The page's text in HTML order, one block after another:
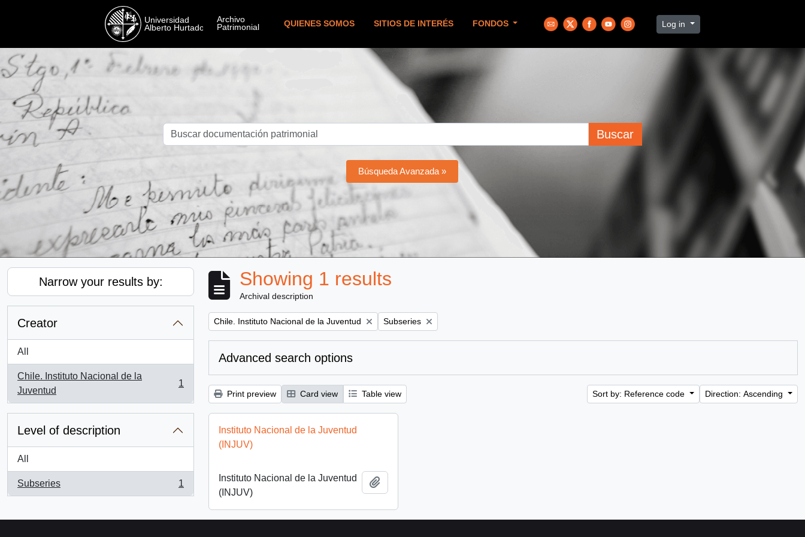
QUIENES SOMOS SITIOS DE INTERÉS FONDOS Log in
Buscar
Búsqueda Avanzada »
Narrow your results by:
Creator
All
Chile. Instituto Nacional de la
Juventud
, 1 results
1
Level of description
All
Subseries
, 1 results
1
Showing 1 results
Archival description
Remove filter:
Chile. Instituto Nacional de la Juventud Remove filter:
Subseries
Advanced search options
Print preview Card view Table view Sort by: Reference code Direction: Ascending
Instituto Nacional de la Juventud
(INJUV)
Instituto Nacional de la Juventud
(INJUV)